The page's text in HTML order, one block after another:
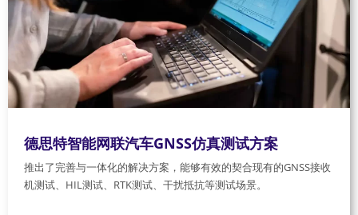
德思特智能网联汽车GNSS仿真测试方案
推出了完善与一体化的解决方案，能够有效的契合现有的GNSS接收
机测试、HIL测试、RTK测试、干扰抵抗等测试场景。